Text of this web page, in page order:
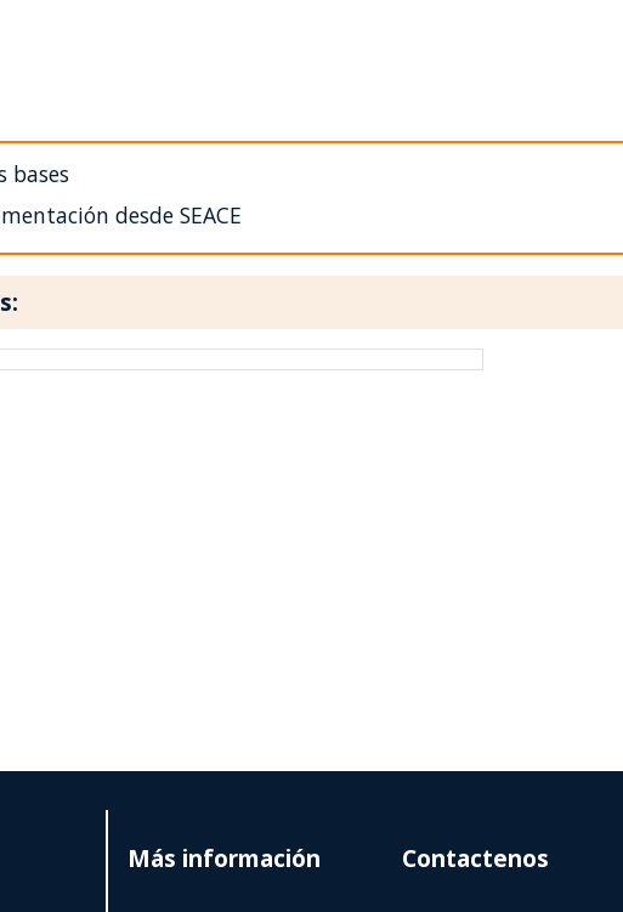
bases
desde SEACE
Más información Contactenos